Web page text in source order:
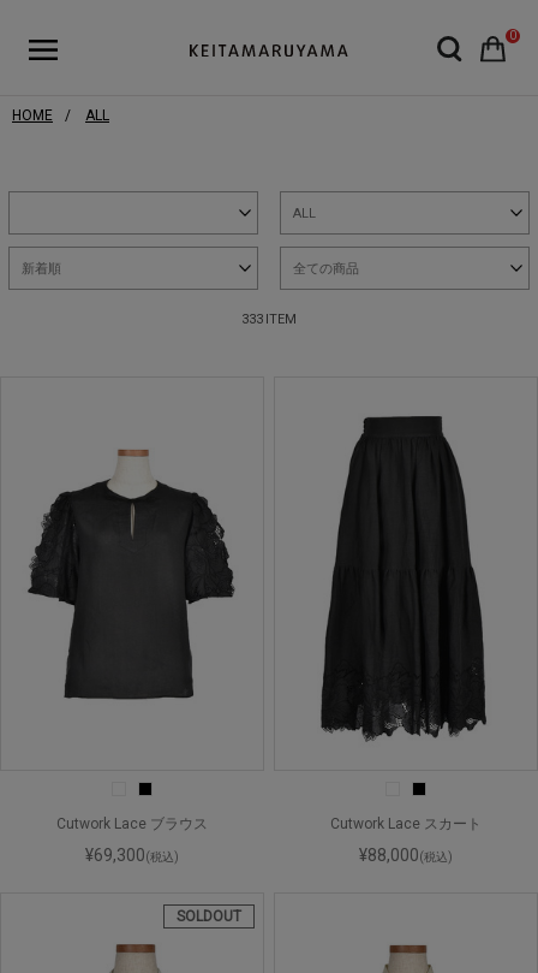
0
HOME ALL
ALL
新着順 全ての商品
333 ITEM
Cutwork Lace ブラウス
¥69,300(税込)
Cutwork Lace スカート
¥88,000(税込)
SOLDOUT